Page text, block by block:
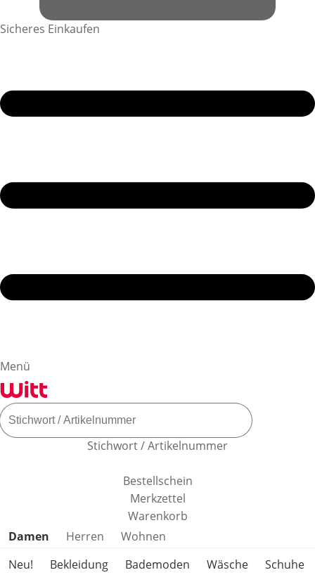
Sicheres Einkaufen
Menü
Stichwort / Artikelnummer
Bestellschein
Merkzettel
Warenkorb
Produktkategorien überspringen
Damen Herren
Wohnen
Neu!
Bekleidung Bademoden Wäsche Schuhe